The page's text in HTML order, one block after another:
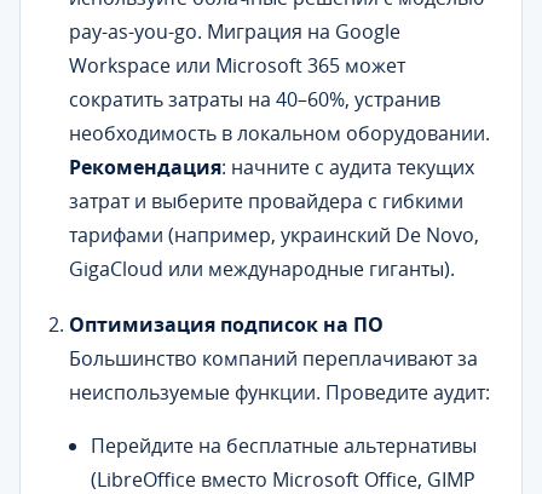
pay-as-you-go. Миграция на Google
Workspace или Microsoft 365 может
сократить затраты на 40–60%, устранив
необходимость в локальном оборудовании.
Рекомендация: начните с аудита текущих
затрат и выберите провайдера с гибкими
тарифами (например, украинский De Novo,
GigaCloud или международные гиганты).
Оптимизация подписок на ПО
Большинство компаний переплачивают за
неиспользуемые функции. Проведите аудит:
Перейдите на бесплатные альтернативы
(LibreOffice вместо Microsoft Office, GIMP